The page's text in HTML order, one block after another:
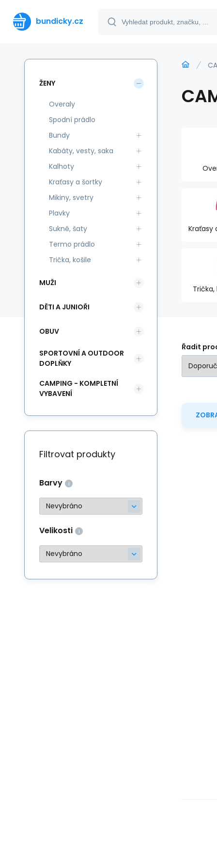
bundicky.cz
Kraťasy
Trička,
Řadit
ŽENY
Overaly
Spodní prádlo
Bundy
Kabáty, vesty, saka
Kalhoty
Kraťasy a šortky
Mikiny, svetry
Plavky
Sukně, šaty
Termo prádlo
Trička, košile
MUŽI
DĚTI A JUNIOŘI
OBUV
SPORTOVNÍ A OUTDOOR
DOPLŇKY
CAMPING - KOMPLETNÍ
VYBAVENÍ
Filtrovat produkty
Barvy
Velikosti